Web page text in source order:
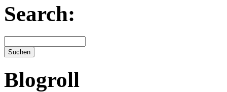
Search:
Blogroll